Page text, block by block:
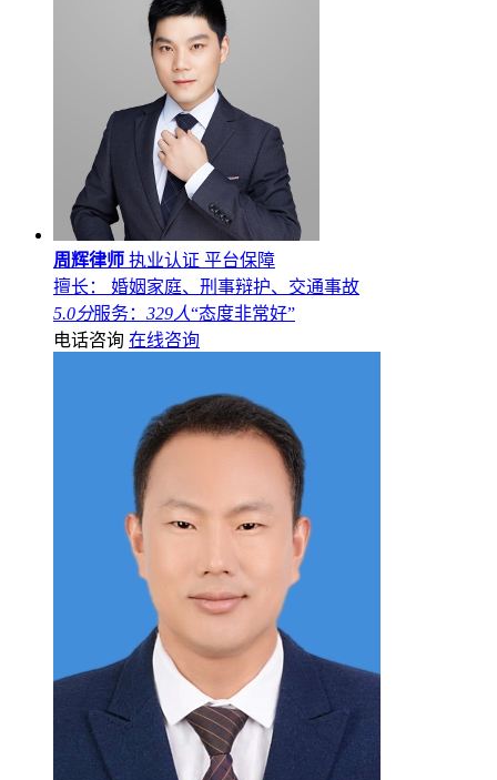
周辉律师 执业认证 平台保障
擅长： 婚姻家庭、刑事辩护、交通事故
5.0分服务： 329人“态度非常好”
电话咨询 在线咨询